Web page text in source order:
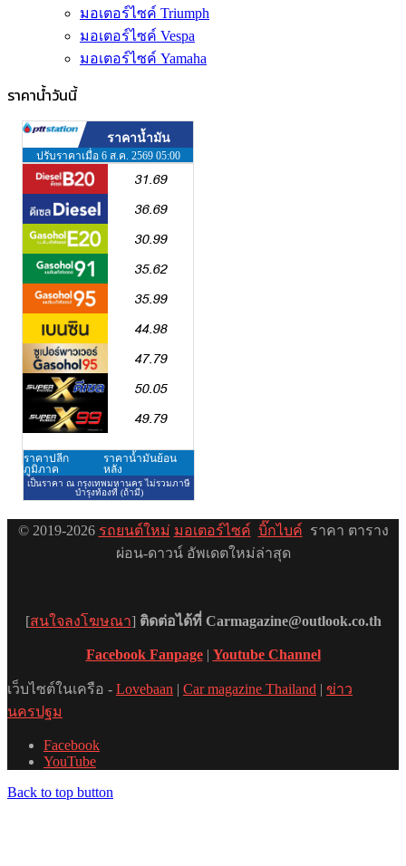
มอเตอร์ไซค์ Triumph
มอเตอร์ไซค์ Vespa
มอเตอร์ไซค์ Yamaha
ราคาน้ำวันนี้
© 2019-2026 รถยนต์ใหม่ มอเตอร์ไซค์ บิ๊กไบค์ ราคา ตาราง
ผ่อน-ดาวน์ อัพเดตใหม่ล่าสุด
[สนใจลงโฆษณา] ติดต่อได้ที่ Carmagazine@outlook.co.th
Facebook Fanpage| Youtube Channel
เว็บไซต์ในเครือ - Lovebaan | Car magazine Thailand | ข่าว
นครปฐม
Facebook
YouTube
Back to top button